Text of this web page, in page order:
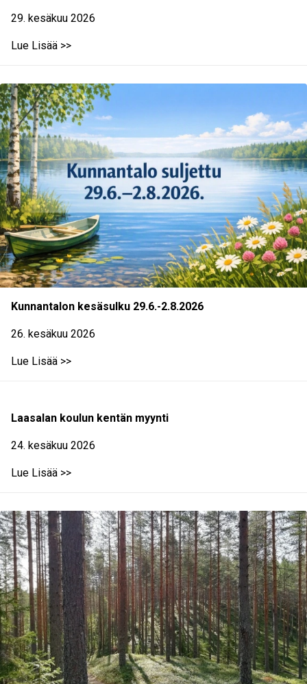
29. kesäkuu 2026
Lue Lisää >>
Kunnantalon kesäsulku 29.6.-2.8.2026
26. kesäkuu 2026
Lue Lisää >>
Laasalan koulun kentän myynti
24. kesäkuu 2026
Lue Lisää >>